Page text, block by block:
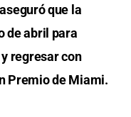
que la
de abril para
regresar con
Premio de Miami.